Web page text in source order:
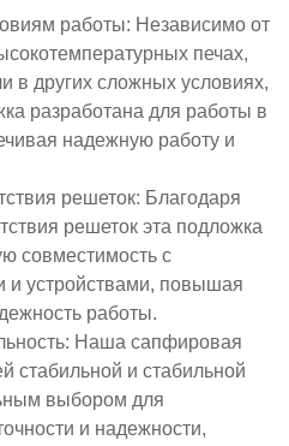
работы: Независимо от
печах,
в других сложных условиях,
разработана для работы в
надежную работу и
решеток: Благодаря
решеток эта подложка
совместимость с
и устройствами, повышая
работы.
: Наша сапфировая
стабильной и стабильной
выбором для
и надежности,